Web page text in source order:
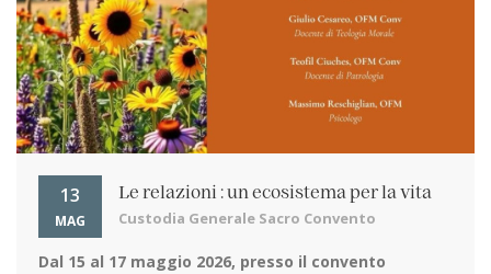
13
MAG
Le relazioni : un ecosistema per la vita
Custodia Generale Sacro Convento
Dal 15 al 17 maggio 2026, presso il convento